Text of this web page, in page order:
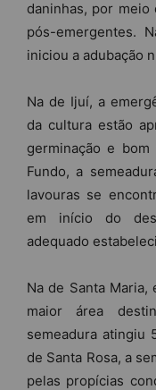
daninhas, por
pós-emergentes.
iniciou a adubação
Na de Ijuí, a
da cultura estão
germinação e
Fundo, a
lavouras se
em início do
adequado
Na de Santa
maior área
semeadura atingiu
de Santa Rosa, a
pelas propícias